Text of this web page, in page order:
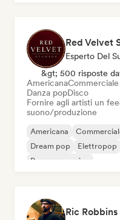
Red Velvet
Esperto Del
&gt; 500 risposte
Americana
Danza popDisco
Fornire agli artisti un
suono/produzione
Americana
Dream pop
Elettropop
Pop progressivo
Ric Robbins